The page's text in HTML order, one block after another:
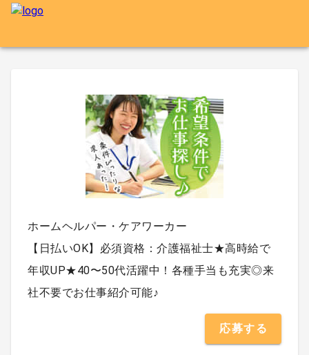
ホームヘルパー・ケアワーカー
【日払いOK】必須資格：介護福祉士★高時給で
年収UP★40〜50代活躍中！各種手当も充実◎来
社不要でお仕事紹介可能♪
応募する